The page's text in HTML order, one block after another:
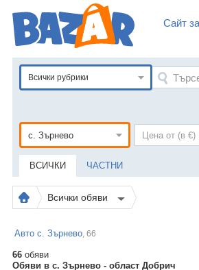
Сайт
Всички рубрики
ВСИЧКИ ЧАСТНИ
Всички обяви
Авто с. Зърнево, 66
66 обяви
Обяви в с. Зърнево - област Добрич